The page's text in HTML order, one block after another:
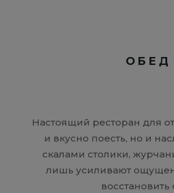
Настоящий ресторан для
и вкусно поесть, но и
скалами столики,
лишь усиливают